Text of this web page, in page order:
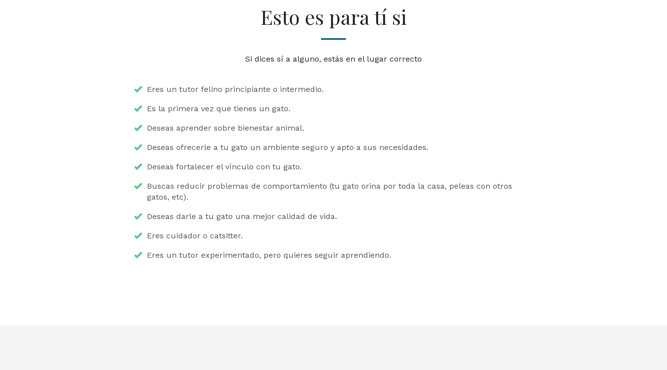
Esto es para tí si
Si dices sí a alguno, estás en el lugar correcto
Eres un tutor felino principiante o intermedio.
Es la primera vez que tienes un gato.
Deseas aprender sobre bienestar animal.
Deseas ofrecerle a tu gato un ambiente seguro y apto a sus necesidades.
Deseas fortalecer el vínculo con tu gato.
Buscas reducir problemas de comportamiento (tu gato orina por toda la casa, peleas con otros
gatos, etc).
Deseas darle a tu gato una mejor calidad de vida.
Eres cuidador o catsitter.
Eres un tutor experimentado, pero quieres seguir aprendiendo.